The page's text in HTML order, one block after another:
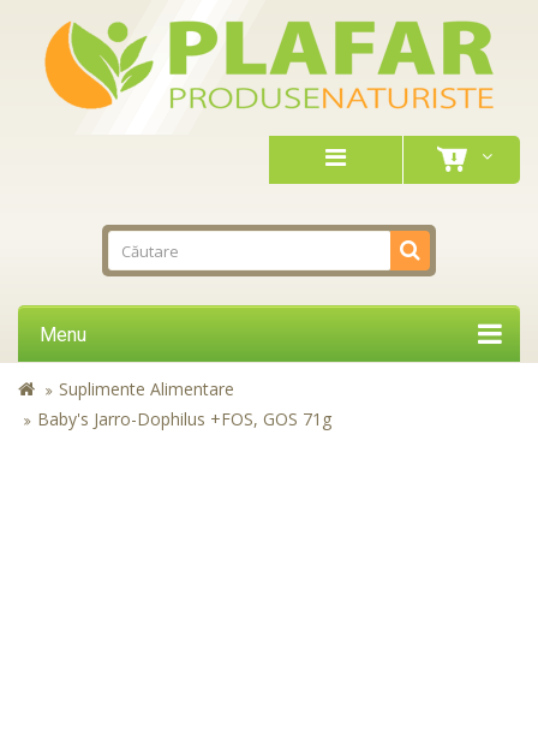
Menu
Suplimente Alimentare
Baby's Jarro-Dophilus +FOS, GOS 71g